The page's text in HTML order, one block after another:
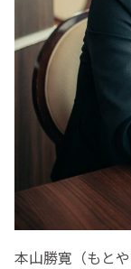
本山勝寛（もとや